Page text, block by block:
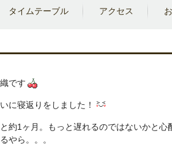
タイムテーブル アクセス
です
に寝返りをしました！
約1ヶ月。もっと遅れるのではないかと
やら。。。